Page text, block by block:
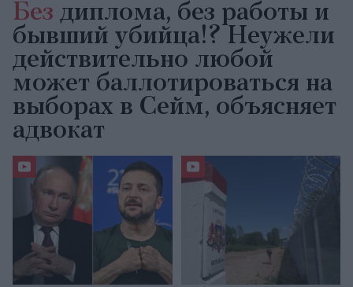
Без диплома, без работы и
бывший убийца!? Неужели
действительно любой
может баллотироваться на
выборах в Сейм, объясняет
адвокат